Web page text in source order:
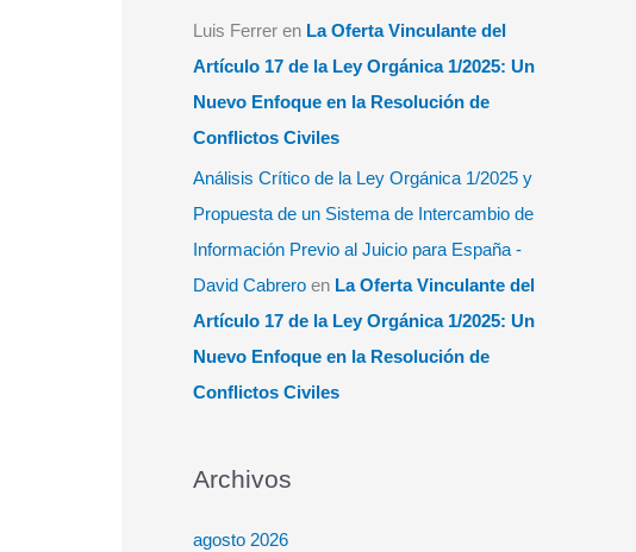
Luis Ferrer en La Oferta Vinculante del
Artículo 17 de la Ley Orgánica 1/2025: Un
Nuevo Enfoque en la Resolución de
Conflictos Civiles
Análisis Crítico de la Ley Orgánica 1/2025 y
Propuesta de un Sistema de Intercambio de
Información Previo al Juicio para España -
David Cabrero en La Oferta Vinculante del
Artículo 17 de la Ley Orgánica 1/2025: Un
Nuevo Enfoque en la Resolución de
Conflictos Civiles
Archivos
agosto 2026